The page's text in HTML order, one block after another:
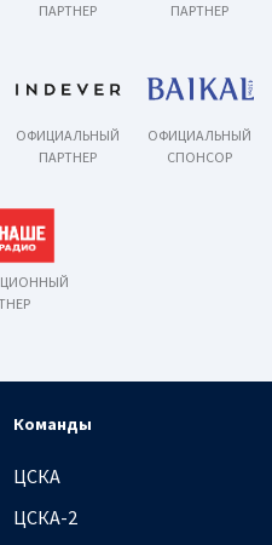
ПАРТНЕР
ПАРТНЕР
ОФИЦИАЛЬНЫЙ
ПАРТНЕР
ОФИЦИАЛЬНЫЙ
СПОНСОР
Команды
ЦСКА
ЦСКА-2